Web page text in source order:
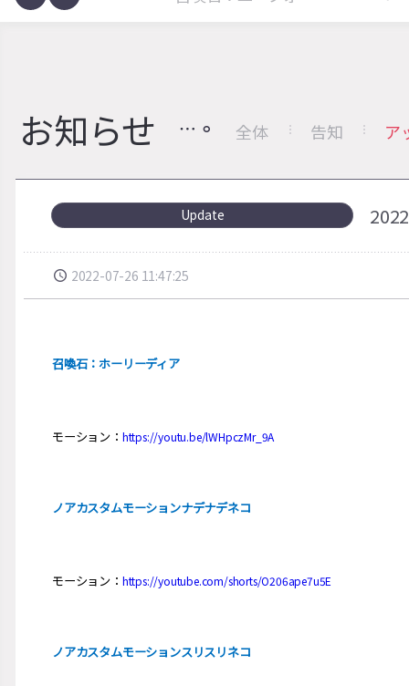
お知らせ 全体 告知 ア
Update
2022-07-26 11:47:25
召喚石：ホーリーディア
モーション： https://youtu.be/lWHpczMr_9A
ノアカスタムモーションナデナデネコ
モーション： https://youtube.com/shorts/O206ape7u5E
ノアカスタムモーションスリスリネコ